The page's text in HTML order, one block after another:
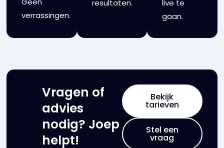
verrassingen.
resultaten.
live te
gaan.
Vragen of
advies
nodig? Joep
helpt!
Bekijk
tarieven
Stel een
vraag